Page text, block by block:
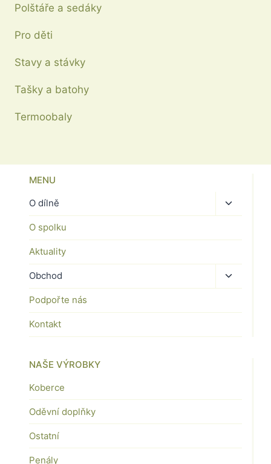
Polštáře a sedáky
Pro děti
Stavy a stávky
Tašky a batohy
Termoobaly
MENU
O dílně
Toggle
child
O spolku
Aktuality
Obchod
Toggle
child
Podpořte nás
Kontakt
NAŠE VÝROBKY
Koberce
Oděvní doplňky
Ostatní
Penály